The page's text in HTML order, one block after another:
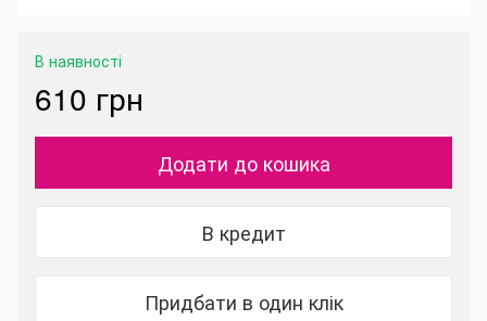
В наявності
610 грн
Додати до кошика
В кредит
Придбати в один клік